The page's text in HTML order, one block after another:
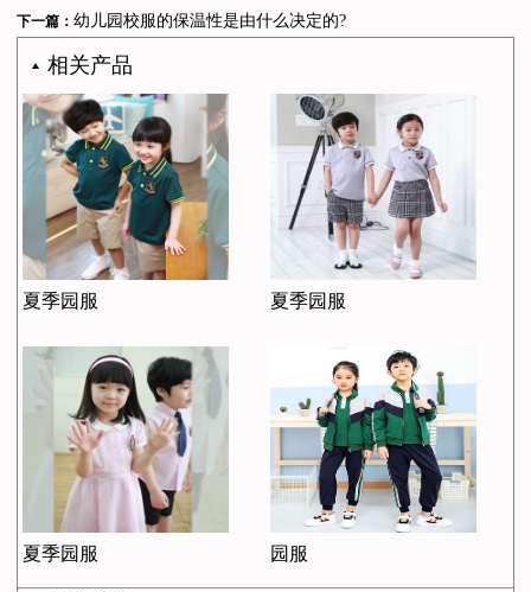
下一篇： 幼儿园校服的保温性是由什么决定的?
相关产品
夏季园服 夏季园服
夏季园服 园服